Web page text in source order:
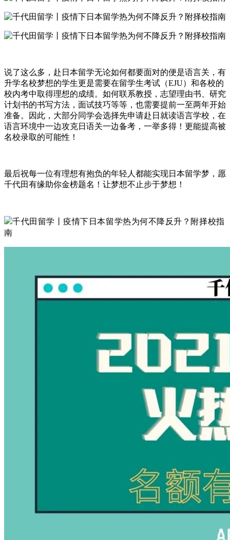
说了这么多，赴日本留学无论如何都要面对的便是语言关，有
升学名校梦想的学生更是需要在留学生考试（EJU）和各校的
校内考中取得理想的成绩。如何联系教授，志望理由书、研究
计划书的书写方法，面试技巧等等，也需要提前一至两年开始
准备。因此，大部分同学会选择先申请赴日就读语言学校，在
语言环境中一边攻克日语关一边备考，一举多得！更能提高被
名校录取的可能性！
最后祝每一位有理想有抱负的年轻人都能实现日本留学梦，愿
千代田有缘助你金榜题名！让梦想不止步于梦想！